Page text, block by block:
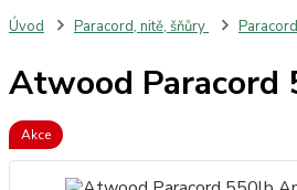
Úvod Paracord, nitě, šňůry
Atwood Paracord
Akce